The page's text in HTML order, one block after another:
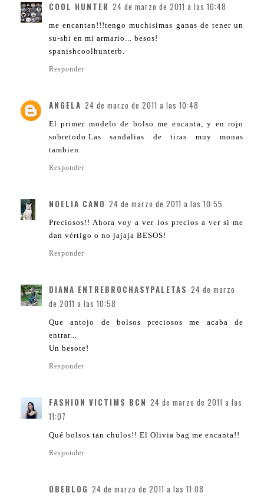
COOL HUNTER 24 de marzo de 2011 a las 10:48
me encantan!!!tengo muchisimas ganas de tener un
su-shi en mi armario... besos!
spanishcoolhunterb.
Responder
ANGELA 24 de marzo de 2011 a las 10:48
El primer modelo de bolso me encanta, y en rojo
sobretodo.Las sandalias de tiras muy monas
tambien.
Responder
NOELIA CANO 24 de marzo de 2011 a las 10:55
Preciosos!! Ahora voy a ver los precios a ver si me
dan vértigo o no jajaja BESOS!
Responder
DIANA ENTREBROCHASYPALETAS 24 de marzo
de 2011 a las 10:58
Que antojo de bolsos preciosos me acaba de
entrar...
Un besote!
Responder
FASHION VICTIMS BCN 24 de marzo de 2011 a las
11:07
Qué bolsos tan chulos!! El Olivia bag me encanta!!
Responder
OBEBLOG 24 de marzo de 2011 a las 11:08